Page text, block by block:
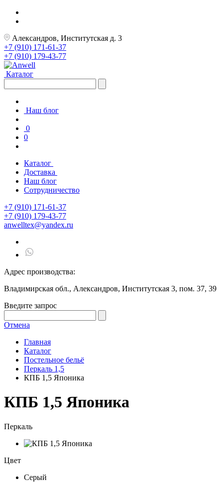
Александров, Институтская д. 3
+7 (910) 171-61-37
+7 (910) 179-43-77
Каталог
Наш блог
0
0
Каталог
Доставка
Наш блог
Сотрудничество
+7 (910) 171-61-37
+7 (910) 179-43-77
anwelltex@yandex.ru
Адрес производства:
Владимирская обл., Александров, Институтская 3, пом. 37, 39
Введите запрос
Отмена
Главная
Каталог
Постельное бельё
Перкаль 1,5
КПБ 1,5 Японика
КПБ 1,5 Японика
Перкаль
Цвет
Серый